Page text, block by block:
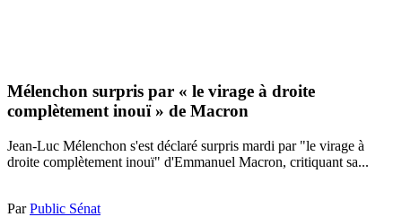
Mélenchon surpris par « le virage à droite
complètement inouï » de Macron
Jean-Luc Mélenchon s'est déclaré surpris mardi par "le virage à
droite complètement inouï" d'Emmanuel Macron, critiquant sa...
ParPublic Sénat